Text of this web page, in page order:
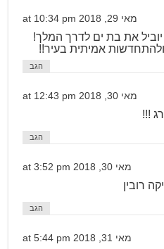
מאי 29, 2018 at 10:34 pm
את בת ים לדרך המלך!
אמיתית בעיר!!
הגב
מאי 30, 2018 at 12:43 pm
!!!
הגב
מאי 30, 2018 at 3:52 pm
רובין
הגב
מאי 31, 2018 at 5:44 pm